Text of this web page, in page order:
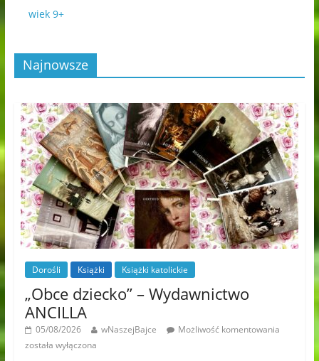
wiek 9+
Najnowsze
Dorośli Książki Książki katolickie
„Obce dziecko” – Wydawnictwo
ANCILLA
05/08/2026 wNaszejBajce
Możliwość komentowania
została wyłączona